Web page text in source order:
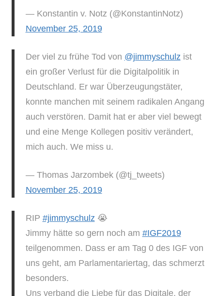
— Konstantin v. Notz (@KonstantinNotz)
November 25, 2019
Der viel zu frühe Tod von @jimmyschulz ist
ein großer Verlust für die Digitalpolitik in
Deutschland. Er war Überzeugungstäter,
konnte manchen mit seinem radikalen Angang
auch verstören. Damit hat er aber viel bewegt
und eine Menge Kollegen positiv verändert,
mich auch. We miss u.
— Thomas Jarzombek (@tj_tweets)
November 25, 2019
RIP #jimmyschulz 😭
Jimmy hätte so gern noch am #IGF2019
teilgenommen. Dass er am Tag 0 des IGF von
uns geht, am Parlamentariertag, das schmerzt
besonders.
Uns verband die Liebe für das Digitale, der